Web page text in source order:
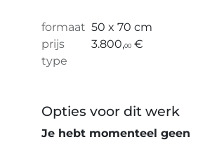
formaat 50 x 70 cm
prijs
3.800,00 €
type
Opties voor dit werk
Je hebt momenteel geen